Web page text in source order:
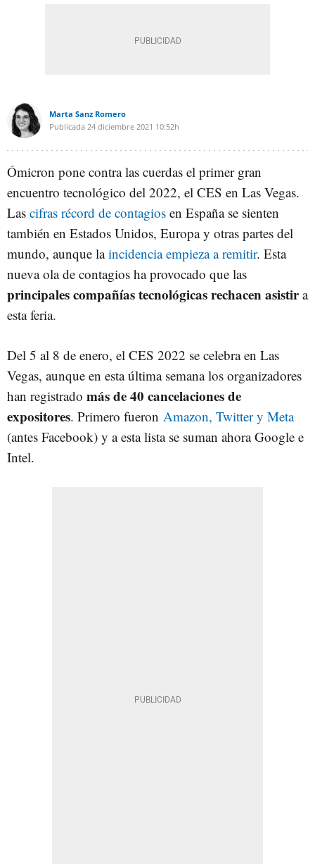
Marta Sanz Romero
Publicada 24 diciembre 2021 10:52h
Ómicron pone contra las cuerdas el primer gran
encuentro tecnológico del 2022, el CES en Las Vegas.
Las cifras récord de contagios en España se sienten
también en Estados Unidos, Europa y otras partes del
mundo, aunque laincidencia empieza a remitir. Esta
nueva ola de contagios ha provocado que las
principales compañías tecnológicas rechacen asistira
esta feria.
Del 5 al 8 de enero, el CES 2022 se celebra en Las
Vegas, aunque en esta última semana los organizadores
han registrado más de 40 cancelaciones de
expositores. Primero fueron Amazon, Twitter y Meta
(antes Facebook) y a esta lista se suman ahora Google e
Intel.